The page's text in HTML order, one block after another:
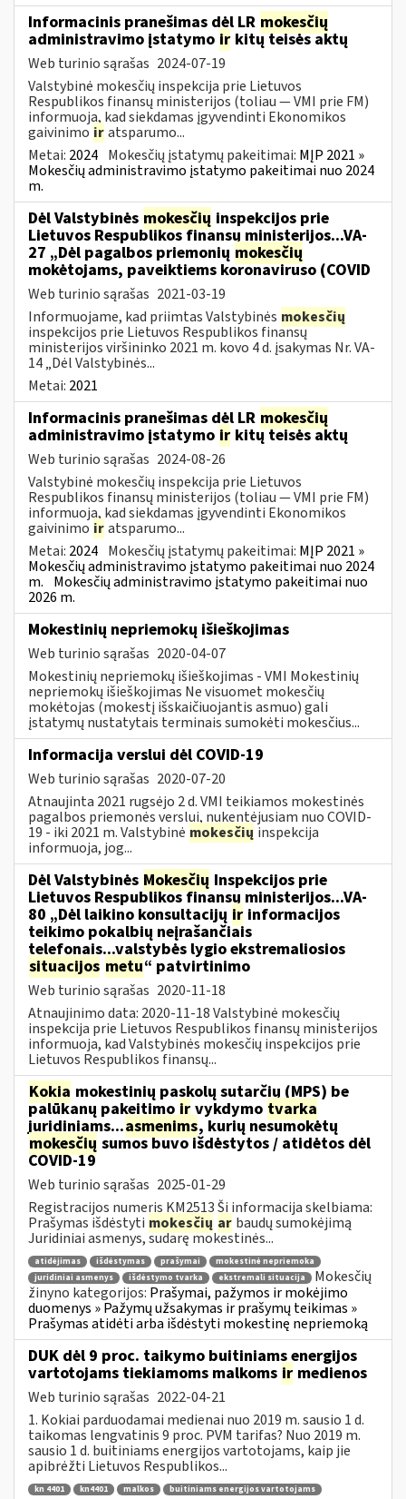
Informacinis pranešimas dėl LR mokesčių
administravimo įstatymo ir kitų teisės aktų
Web turinio sąrašas 2024-07-19
Valstybinė mokesčių inspekcija prie Lietuvos
Respublikos finansų ministerijos (toliau — VMI prie FM)
informuoja, kad siekdamas įgyvendinti Ekonomikos
gaivinimo iratsparumo...
Metai: 2024 Mokesčių įstatymų pakeitimai: MĮP 2021 »
Mokesčių administravimo įstatymo pakeitimai nuo 2024
m.
Dėl Valstybinės mokesčių inspekcijos prie
Lietuvos Respublikos finansų ministerijos...VA-
27 „Dėl pagalbos priemonių mokesčių
mokėtojams, paveiktiems koronaviruso (COVID
Web turinio sąrašas 2021-03-19
Informuojame, kad priimtas Valstybinės mokesčių
inspekcijos prie Lietuvos Respublikos finansų
ministerijos viršininko 2021 m. kovo 4 d. įsakymas Nr. VA-
14 „Dėl Valstybinės...
Metai: 2021
Informacinis pranešimas dėl LR mokesčių
administravimo įstatymo ir kitų teisės aktų
Web turinio sąrašas 2024-08-26
Valstybinė mokesčių inspekcija prie Lietuvos
Respublikos finansų ministerijos (toliau — VMI prie FM)
informuoja, kad siekdamas įgyvendinti Ekonomikos
gaivinimo iratsparumo...
Metai: 2024 Mokesčių įstatymų pakeitimai: MĮP 2021 »
Mokesčių administravimo įstatymo pakeitimai nuo 2024
m. Mokesčių administravimo įstatymo pakeitimai nuo
2026 m.
Mokestinių nepriemokų išieškojimas
Web turinio sąrašas 2020-04-07
Mokestinių nepriemokų išieškojimas - VMI Mokestinių
nepriemokų išieškojimas Ne visuomet mokesčių
mokėtojas (mokestį išskaičiuojantis asmuo) gali
įstatymų nustatytais terminais sumokėti mokesčius...
Informacija verslui dėl COVID-19
Web turinio sąrašas 2020-07-20
Atnaujinta 2021 rugsėjo 2 d. VMI teikiamos mokestinės
pagalbos priemonės verslui, nukentėjusiam nuo COVID-
19 - iki 2021 m. Valstybinė mokesčių inspekcija
informuoja, jog...
Dėl Valstybinės Mokesčių Inspekcijos prie
Lietuvos Respublikos finansų ministerijos...VA-
80 „Dėl laikino konsultacijų ir informacijos
teikimo pokalbių neįrašančiais
telefonais...valstybės lygio ekstremaliosios
situacijos metu“ patvirtinimo
Web turinio sąrašas 2020-11-18
Atnaujinimo data: 2020-11-18 Valstybinė mokesčių
inspekcija prie Lietuvos Respublikos finansų ministerijos
informuoja, kad Valstybinės mokesčių inspekcijos prie
Lietuvos Respublikos finansų...
Kokia mokestinių paskolų sutarčių (MPS) be
palūkanų pakeitimo ir vykdymo tvarka
juridiniams...asmenims, kurių nesumokėtų
mokesčių sumos buvo išdėstytos / atidėtos dėl
COVID-19
Web turinio sąrašas 2025-01-29
Registracijos numeris KM2513 Ši informacija skelbiama:
Prašymas išdėstyti mokesčių ar baudų sumokėjimą
Juridiniai asmenys, sudarę mokestinės...
atidėjimas išdėstymas prašymai
mokestinė nepriemoka
juridiniai asmenys
išdėstymo tvarka ekstremali situacija
Mokesčių
žinyno kategorijos: Prašymai, pažymos ir mokėjimo
duomenys » Pažymų užsakymas ir prašymų teikimas »
Prašymas atidėti arba išdėstyti mokestinę nepriemoką
DUK dėl 9 proc. taikymo buitiniams energijos
vartotojams tiekiamoms malkoms ir medienos
Web turinio sąrašas 2022-04-21
1. Kokiai parduodamai medienai nuo 2019 m. sausio 1 d.
taikomas lengvatinis 9 proc. PVM tarifas? Nuo 2019 m.
sausio 1 d. buitiniams energijos vartotojams, kaip jie
apibrėžti Lietuvos Respublikos...
kn 4401 kn4401 malkos buitiniams energijos vartotojams